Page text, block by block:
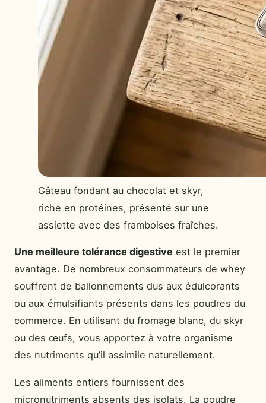
Gâteau fondant au chocolat et skyr,
riche en protéines, présenté sur une
assiette avec des framboises fraîches.
Une meilleure tolérance digestive est le premier
avantage. De nombreux consommateurs de whey
souffrent de ballonnements dus aux édulcorants
ou aux émulsifiants présents dans les poudres du
commerce. En utilisant du fromage blanc, du skyr
ou des œufs, vous apportez à votre organisme
des nutriments qu’il assimile naturellement.
Les aliments entiers fournissent des
micronutriments absents des isolats. La poudre